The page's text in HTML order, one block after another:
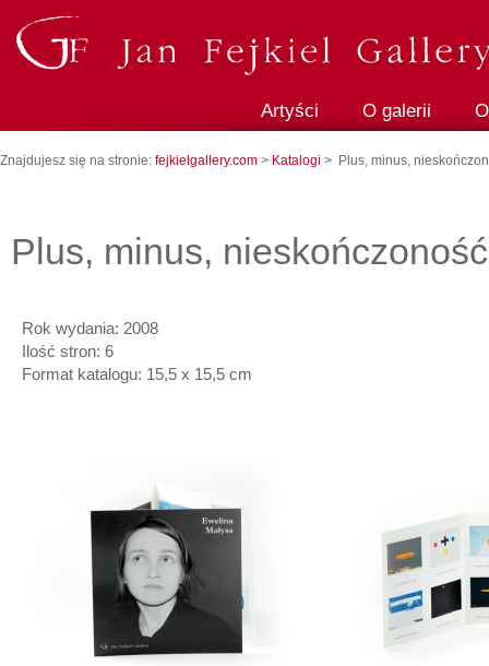
Artyści O galerii
Znajdujesz się na stronie: fejkielgallery.com > Katalogi > Plus, minus,
Plus, minus, nieskończoność
Rok wydania: 2008
Ilość stron: 6
Format katalogu: 15,5 x 15,5 cm